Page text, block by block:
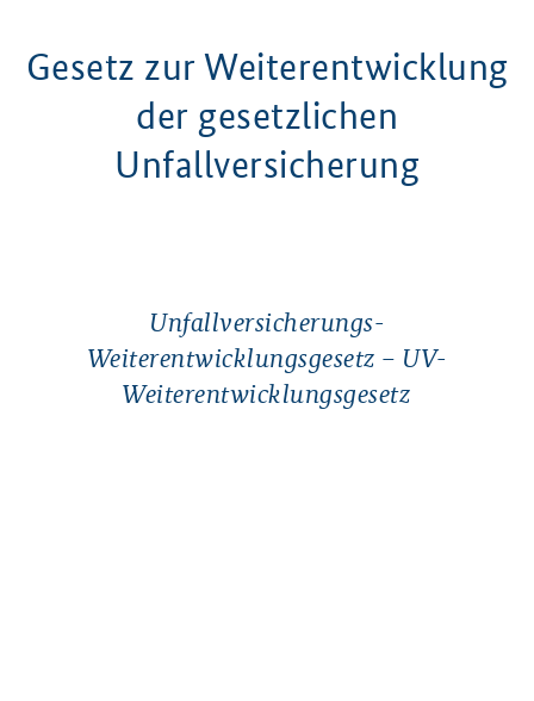
Gesetz zur Weiterentwicklung
der gesetzlichen
Unfallversicherung
Unfallversicherungs-
Weiterentwicklungsgesetz – UV-
Weiterentwicklungsgesetz